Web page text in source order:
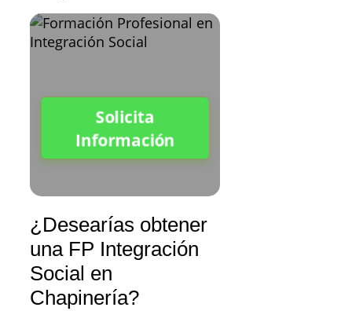
Solicita
Información
¿Desearías obtener
una FP Integración
Social en
Chapinería?